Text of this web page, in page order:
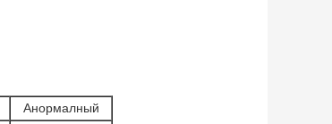
Анормалный